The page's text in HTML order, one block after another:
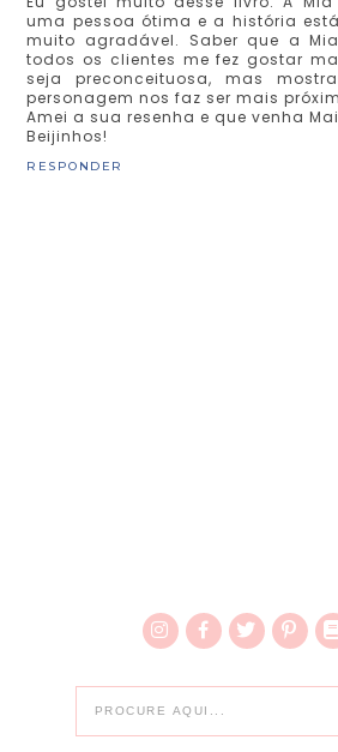
uma pessoa ótima e a história
muito agradável. Saber que a
todos os clientes me fez gostar
seja preconceituosa, mas
personagem nos faz ser mais
Amei a sua resenha e que venha
Beijinhos!
RESPONDER